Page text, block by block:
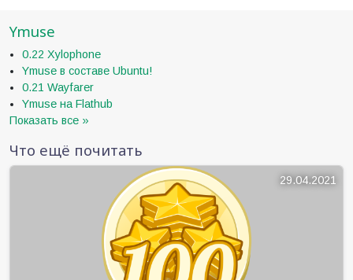
Ymuse
0.22 Xylophone
Ymuse в составе Ubuntu!
0.21 Wayfarer
Ymuse на Flathub
Показать все »
Что ещё почитать
29.04.2021